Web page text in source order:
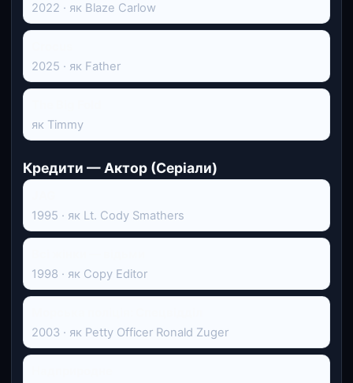
2022 · як Blaze Carlow
2025 · як Father
як Timmy
Кредити — Актор (Серіали)
1995 · як Lt. Cody Smathers
1998 · як Copy Editor
2003 · як Petty Officer Ronald Zuger